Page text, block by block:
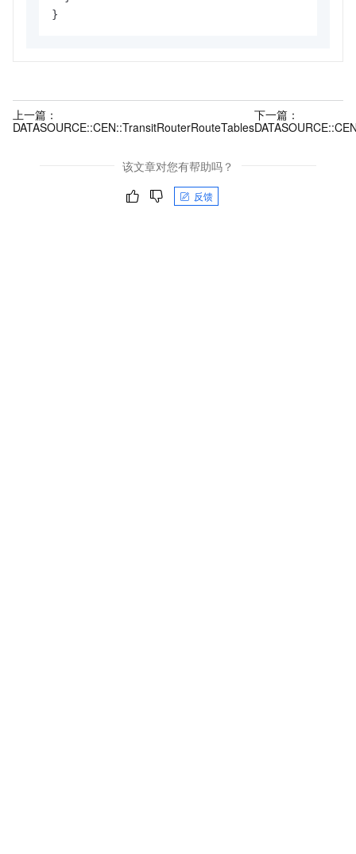
}
上一篇：
DATASOURCE::CEN::TransitRouterRouteTables
下一篇：
该文章对您有帮助吗？
反馈